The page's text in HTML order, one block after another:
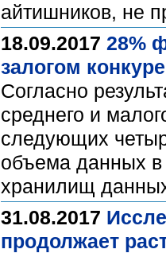
айтишников, не
18.09.2017 28%
залогом
Согласно
среднего и
следующих
объема данных в
хранилищ
31.08.2017
продолжает